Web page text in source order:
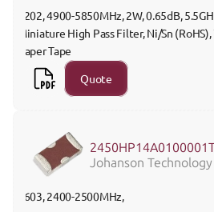
0202, 4900-5850MHz, 2W, 0.65dB,
Miniature High Pass Filter, Ni/Sn
Paper Tape
Quote
Johanson Technology
0603, 2400-2500MHz,